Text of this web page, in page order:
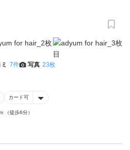
7件 写真 23枚
カード可
（徒歩6分）